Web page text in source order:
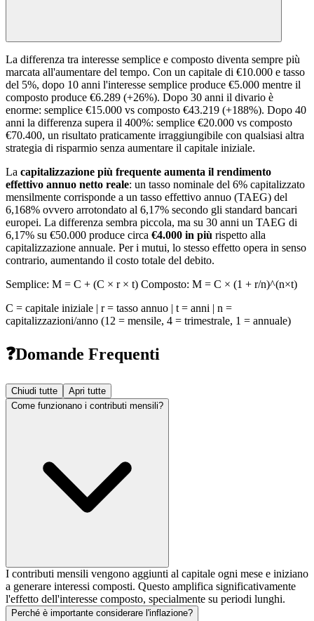
La differenza tra interesse semplice e composto diventa sempre più
marcata all'aumentare del tempo. Con un capitale di €10.000 e tasso
del 5%, dopo 10 anni l'interesse semplice produce €5.000 mentre il
composto produce €6.289 (+26%). Dopo 30 anni il divario è
enorme: semplice €15.000 vs composto €43.219 (+188%). Dopo 40
anni la differenza supera il 400%: semplice €20.000 vs composto
€70.400, un risultato praticamente irraggiungibile con qualsiasi altra
strategia di risparmio senza aumentare il capitale iniziale.
La capitalizzazione più frequente aumenta il rendimento
effettivo annuo netto reale: un tasso nominale del 6% capitalizzato
mensilmente corrisponde a un tasso effettivo annuo (TAEG) del
6,168% ovvero arrotondato al 6,17% secondo gli standard bancari
europei. La differenza sembra piccola, ma su 30 anni un TAEG di
6,17% su €50.000 produce circa €4.000 in più rispetto alla
capitalizzazione annuale. Per i mutui, lo stesso effetto opera in senso
contrario, aumentando il costo totale del debito.
Semplice: M = C + (C × r × t) Composto: M = C × (1 + r/n)^(n×t)
C = capitale iniziale | r = tasso annuo | t = anni | n =
capitalizzazioni/anno (12 = mensile, 4 = trimestrale, 1 = annuale)
❓Domande Frequenti
Chiudi tutte
Apri tutte
Come funzionano i contributi mensili?
I contributi mensili vengono aggiunti al capitale ogni mese e iniziano
a generare interessi composti. Questo amplifica significativamente
l'effetto dell'interesse composto, specialmente su periodi lunghi.
Perché è importante considerare l'inflazione?